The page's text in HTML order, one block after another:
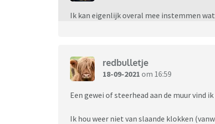
Ik kan eigenlijk overal mee instemmen
redbulletje
18-09-2021 om 16:59
Een gewei of steerhead aan de muur vind
Ik hou weer niet van slaande klokken